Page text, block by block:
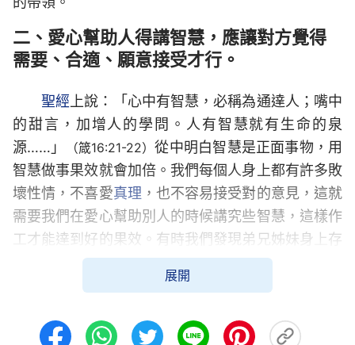
二、愛心幫助人得講智慧，應讓對方覺得
需要、合適、願意接受才行。
聖經 上說：「心中有智慧，必稱為通達人；嘴中
的甜言，加增人的學問。人有智慧就有生命的泉
源……」
（箴16:21-22）從中明白智慧是正面事物，用
智慧做事果效就會加倍。我們每個人身上都有許多敗
壞性情，不喜愛真理 ，也不容易接受對的意見，這就
需要我們在愛心幫助別人的時候講究些智慧，這樣作
工才能達到好的果效。有時我們發現弟兄姊妹身上存
在一些問題，話說得太直接，說得太露骨，容易給別
人帶來傷害，那就要用智慧，採取一些方式來說，根
力與承受能力，這樣因人而異，弟兄姊妹就容易接
展開